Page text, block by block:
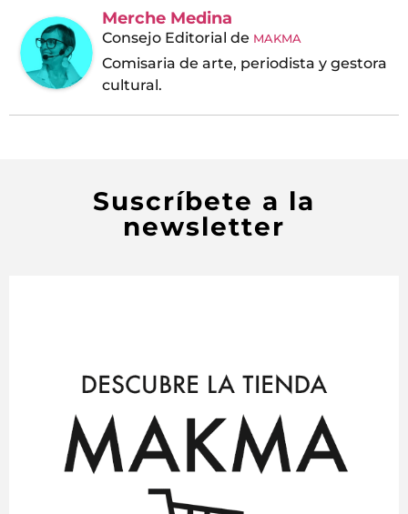
Merche Medina
Consejo Editorial de MAKMA
Comisaria de arte, periodista y gestora
cultural.
Suscríbete a la
newsletter